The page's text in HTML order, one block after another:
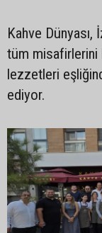
Kahve Dünyası,
tüm misafirlerini
lezzetleri
ediyor.